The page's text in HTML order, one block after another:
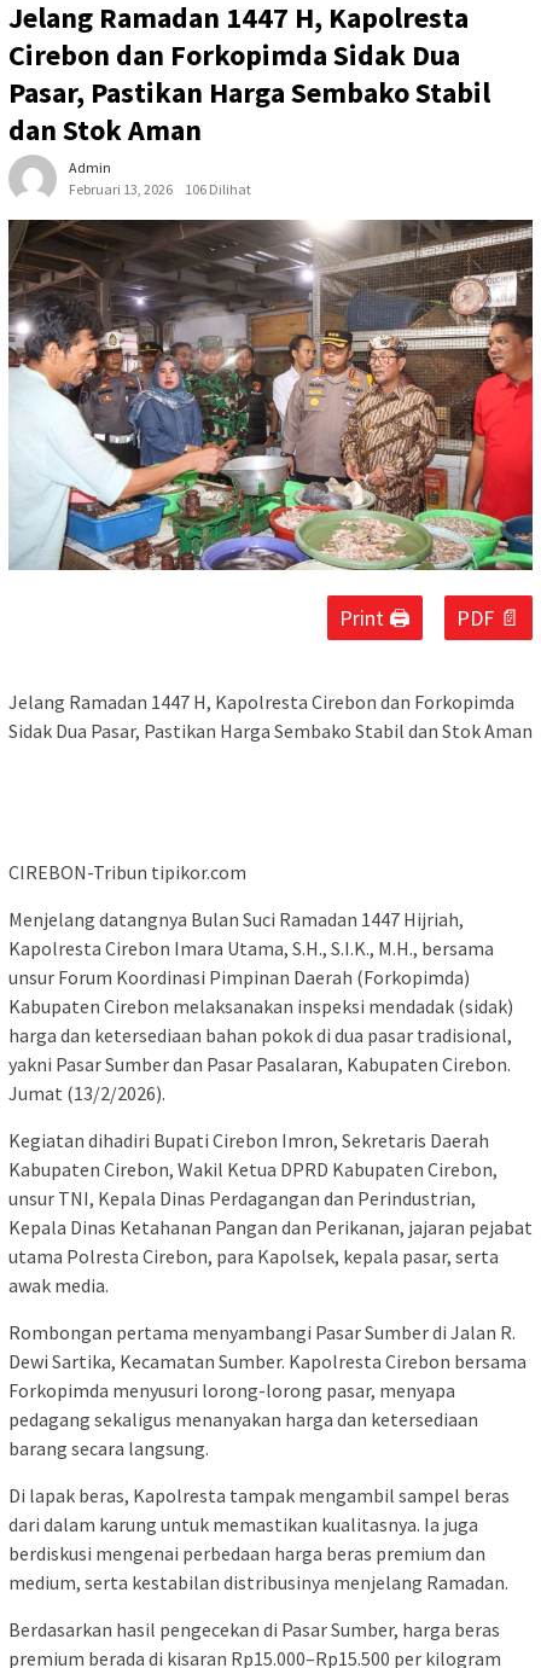
Jelang Ramadan 1447 H, Kapolresta
Cirebon dan Forkopimda Sidak Dua
Pasar, Pastikan Harga Sembako Stabil
dan Stok Aman
Admin
Februari 13, 2026
106 Dilihat
Print 🖨 PDF 📄
Jelang Ramadan 1447 H, Kapolresta Cirebon dan Forkopimda
Sidak Dua Pasar, Pastikan Harga Sembako Stabil dan Stok Aman
CIREBON-Tribun tipikor.com
Menjelang datangnya Bulan Suci Ramadan 1447 Hijriah,
Kapolresta Cirebon Imara Utama, S.H., S.I.K., M.H., bersama
unsur Forum Koordinasi Pimpinan Daerah (Forkopimda)
Kabupaten Cirebon melaksanakan inspeksi mendadak (sidak)
harga dan ketersediaan bahan pokok di dua pasar tradisional,
yakni Pasar Sumber dan Pasar Pasalaran, Kabupaten Cirebon.
Jumat (13/2/2026).
Kegiatan dihadiri Bupati Cirebon Imron, Sekretaris Daerah
Kabupaten Cirebon, Wakil Ketua DPRD Kabupaten Cirebon,
unsur TNI, Kepala Dinas Perdagangan dan Perindustrian,
Kepala Dinas Ketahanan Pangan dan Perikanan, jajaran pejabat
utama Polresta Cirebon, para Kapolsek, kepala pasar, serta
awak media.
Rombongan pertama menyambangi Pasar Sumber di Jalan R.
Dewi Sartika, Kecamatan Sumber. Kapolresta Cirebon bersama
Forkopimda menyusuri lorong-lorong pasar, menyapa
pedagang sekaligus menanyakan harga dan ketersediaan
barang secara langsung.
Di lapak beras, Kapolresta tampak mengambil sampel beras
dari dalam karung untuk memastikan kualitasnya. Ia juga
berdiskusi mengenai perbedaan harga beras premium dan
medium, serta kestabilan distribusinya menjelang Ramadan.
Berdasarkan hasil pengecekan di Pasar Sumber, harga beras
premium berada di kisaran Rp15.000–Rp15.500 per kilogram